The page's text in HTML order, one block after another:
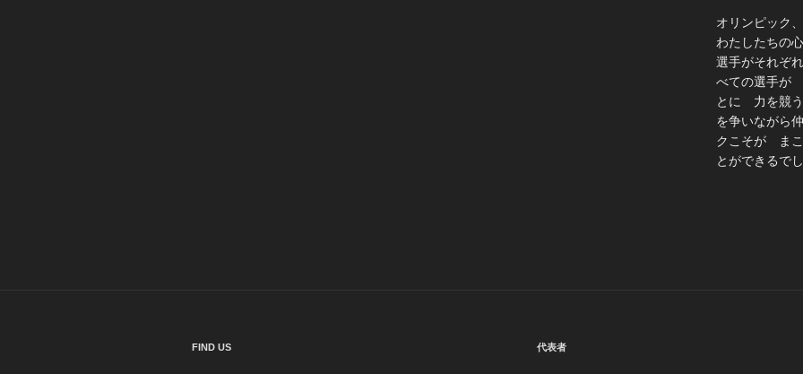
オリンピック
わたしたちの
選手がそれぞ
べての選手が
とに 力を競う
を争いながら
クこそが まこ
とができるで
FIND US 代表者